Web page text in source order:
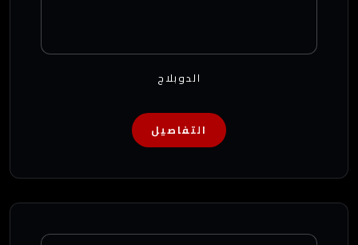
الدوبلاج
التفاصيل